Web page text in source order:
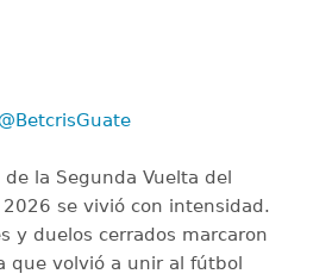
@BetcrisGuate
de la Segunda Vuelta del
2026 se vivió con intensidad.
y duelos cerrados marcaron
que volvió a unir al fútbol